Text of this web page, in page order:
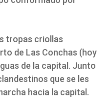
tropas criollas
de Las Conchas (hoy
de la capital. Junto
que se les
hacia la capital.